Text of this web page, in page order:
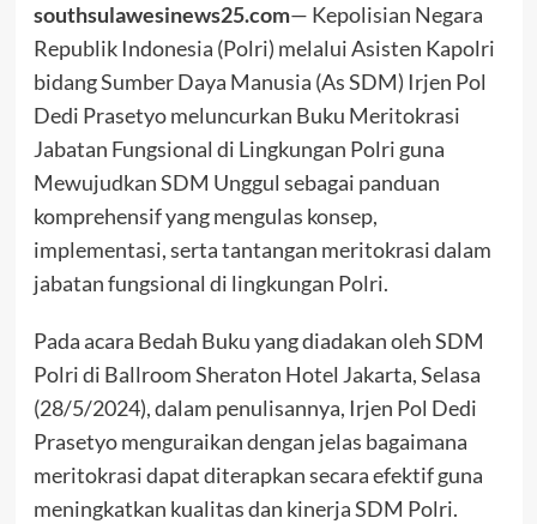
southsulawesinews25.com— Kepolisian Negara
Republik Indonesia (Polri) melalui Asisten Kapolri
bidang Sumber Daya Manusia (As SDM) Irjen Pol
Dedi Prasetyo meluncurkan Buku Meritokrasi
Jabatan Fungsional di Lingkungan Polri guna
Mewujudkan SDM Unggul sebagai panduan
komprehensif yang mengulas konsep,
implementasi, serta tantangan meritokrasi dalam
jabatan fungsional di lingkungan Polri.
Pada acara Bedah Buku yang diadakan oleh SDM
Polri di Ballroom Sheraton Hotel Jakarta, Selasa
(28/5/2024), dalam penulisannya, Irjen Pol Dedi
Prasetyo menguraikan dengan jelas bagaimana
meritokrasi dapat diterapkan secara efektif guna
meningkatkan kualitas dan kinerja SDM Polri.